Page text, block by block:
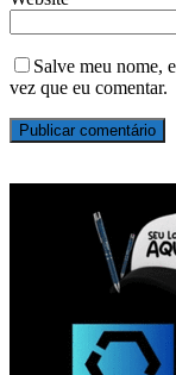
Salve meu nome,
vez que eu comentar.